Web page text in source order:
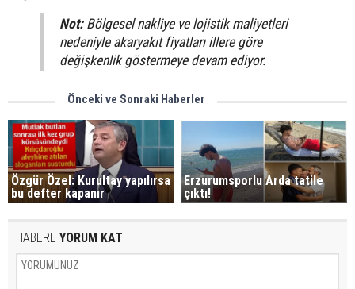
Not:Bölgesel nakliye ve lojistik maliyetleri
nedeniyle akaryakıt fiyatları illere göre
değişkenlik göstermeye devam ediyor.
Önceki ve Sonraki Haberler
Özgür Özel: Kurultay yapılırsa
bu defter kapanır
Erzurumsporlu Arda tatile
çıktı!
HABERE YORUM KAT